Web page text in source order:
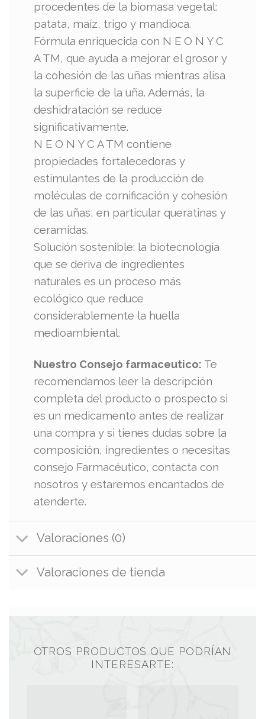
procedentes de la biomasa vegetal:
patata, maíz, trigo y mandioca.
Fórmula enriquecida con N E O N Y C
A TM, que ayuda a mejorar el grosor y
la cohesión de las uñas mientras alisa
la superficie de la uña. Además, la
deshidratación se reduce
significativamente.
N E O N Y C A TM contiene
propiedades fortalecedoras y
estimulantes de la producción de
moléculas de cornificación y cohesión
de las uñas, en particular queratinas y
ceramidas.
Solución sostenible: la biotecnología
que se deriva de ingredientes
naturales es un proceso más
ecológico que reduce
considerablemente la huella
medioambiental.
Nuestro Consejo farmaceutico: Te
recomendamos leer la descripción
completa del producto o prospecto si
es un medicamento antes de realizar
una compra y si tienes dudas sobre la
composición, ingredientes o necesitas
consejo Farmacéutico, contacta con
nosotros y estaremos encantados de
atenderte.
Valoraciones (0)
Valoraciones de tienda
OTROS PRODUCTOS QUE PODRÍAN
INTERESARTE: